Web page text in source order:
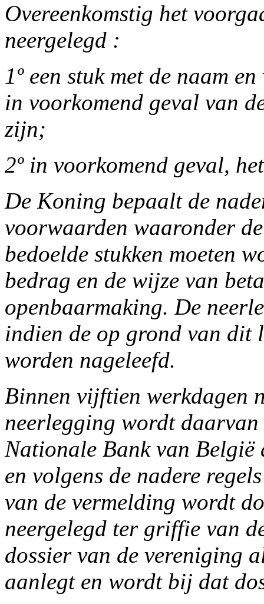
Overeenkomstig het
neergelegd :
1º een stuk met de naam
in voorkomend geval van
zijn;
2º in voorkomend geval,
De Koning bepaalt de
voorwaarden waaronder
bedoelde stukken moeten
bedrag en de wijze van
openbaarmaking. De
indien de op grond van dit
worden nageleefd.
Binnen vijftien werkdagen
neerlegging wordt
Nationale Bank van België
en volgens de nadere
van de vermelding wordt
neergelegd ter griffie van
dossier van de vereniging
aanlegt en wordt bij dat